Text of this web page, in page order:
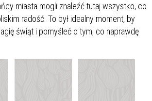
miasta mogli znaleźć tutaj wszystko, co
radość. To był idealny moment, by
świąt i pomyśleć o tym, co naprawdę